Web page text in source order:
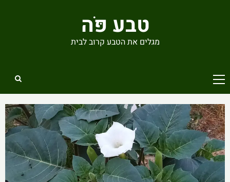
טבע פֹּה
מגלים את הטבע קרוב לבית
Primary
Menu